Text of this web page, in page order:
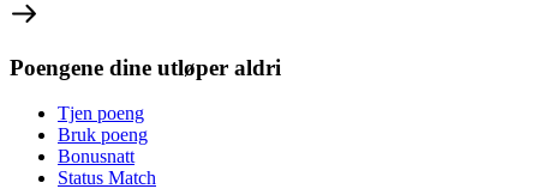
Poengene dine utløper aldri
Tjen poeng
Bruk poeng
Bonusnatt
Status Match